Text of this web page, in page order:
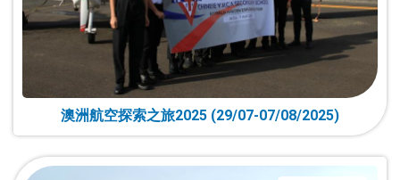
澳洲航空探索之旅2025 (29/07-07/08/2025)